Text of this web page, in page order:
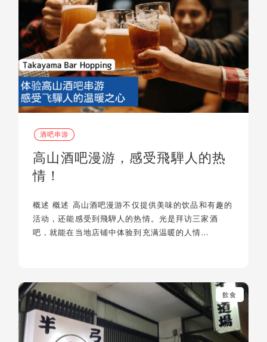
酒吧串游
高山酒吧漫游，感受飛騨人的热
情！
概述 概述 高山酒吧漫游不仅提供美味的饮品和有趣的
活动，还能感受到飛騨人的热情。光是拜访三家酒
吧，就能在当地店铺中体验到充满温暖的人情…
飲食